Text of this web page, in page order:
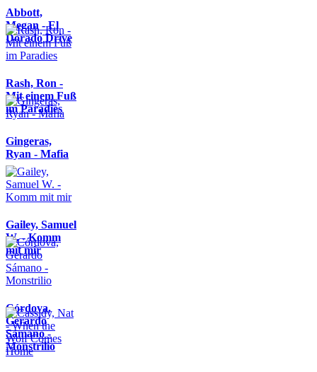
Abbott,
Megan - El
Dorado Drive
Rash, Ron -
Mit einem Fuß
im Paradies
Gingeras,
Ryan - Mafia
Gailey, Samuel
W. - Komm
mit mir
Córdova,
Gerardo
Sámano -
Monstrilio